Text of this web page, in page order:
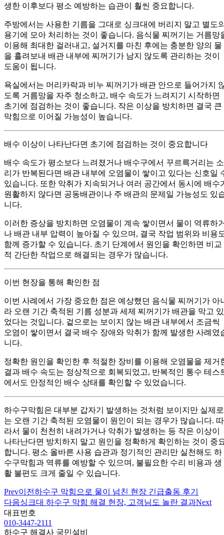
생한 이후보다 평소 예방하는 습관이 훨씬 중요합니다.
주방에서는 사용한 기름을 그대로 싱크대에 버리지 말고 별도
용기에 모아 처리하는 것이 좋습니다. 음식물 찌꺼기는 거름망
이용해 최대한 걸러내고, 설거지를 마친 후에는 충분한 양의 물
을 흘려보내 배관 내부에 찌꺼기가 남지 않도록 관리하는 것이
도움이 됩니다.
욕실에서는 머리카락과 비누 찌꺼기가 배관 안으로 들어가지
도록 거름망을 자주 청소하고, 배수 속도가 느려지기 시작하면
초기에 점검하는 것이 좋습니다. 작은 이상을 방치하면 결국 큰
막힘으로 이어질 가능성이 높습니다.
배수 이상이 나타난다면 초기에 점검하는 것이 중요합니다
배수 속도가 평소보다 느려졌거나 배수구에서 꾸르륵거리는 소
리가 반복된다면 배관 내부에 오염물이 쌓이고 있다는 신호일
있습니다. 또한 악취가 지속되거나 여러 공간에서 동시에 배수
원활하지 않다면 공동배관이나 주 배관의 문제일 가능성도 있
니다.
이러한 증상을 방치하면 오염물이 계속 쌓이면서 물이 역류하
나 배관 내부 압력이 높아질 수 있으며, 결국 작업 범위와 비용
함께 증가할 수 있습니다. 초기 단계에서 원인을 확인하면 비교
적 간단한 작업으로 해결되는 경우가 많습니다.
이번 현장을 통해 확인한 점
이번 사례에서 가장 중요한 점은 예상했던 음식물 찌꺼기가 아
라 오랜 기간 축적된 기름 성분과 세제 찌꺼기가 배관을 막고 있
었다는 것입니다. 겉으로는 보이지 않는 배관 내부에서 조금씩
오염이 쌓이면서 결국 배수 장애와 악취가 함께 발생한 사례였
니다.
정확한 원인을 확인한 후 적절한 장비를 이용해 오염물을 제거
결과 배수 속도는 정상적으로 회복되었고, 반복적인 통수 테스
에서도 안정적인 배수 상태를 확인할 수 있었습니다.
하수구막힘은 대부분 갑자기 발생하는 것처럼 보이지만 실제로
는 오랜 기간 축적된 오염물이 원인이 되는 경우가 많습니다. 따
라서 물이 천천히 내려가거나 악취가 발생하는 등 작은 이상이
나타난다면 방치하지 말고 원인을 정확하게 확인하는 것이 중
합니다. 평소 올바른 사용 습관과 정기적인 관리만 실천해도 하
수구막힘과 역류를 예방할 수 있으며, 불필요한 수리 비용과 생
활 불편도 크게 줄일 수 있습니다.
Prev이전하수구 막힘으로 물이 넘친 현장 긴급출동 후기
다음싱크대 하수구 막힘 해결 현장, 고객님도 놀란 결과Next
대표번호
010-3447-2111
하수구 해결사 국민설비